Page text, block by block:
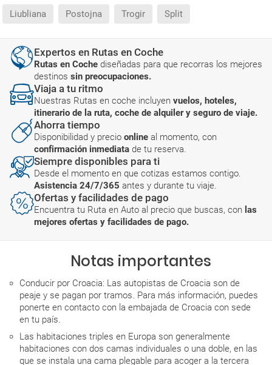
Liubliana Postojna Trogir Split
Expertos en Rutas en Coche
Rutas en Coche diseñadas para que recorras los mejores
destinos sin preocupaciones.
Viaja a tu ritmo
Nuestras Rutas en coche incluyen vuelos, hoteles,
itinerario de la ruta, coche de alquiler y seguro de viaje.
Ahorra tiempo
Disponibilidad y precio online al momento, con
confirmación inmediata de tu reserva.
Siempre disponibles para ti
Desde el momento en que cotizas estamos contigo.
Asistencia 24/7/365 antes y durante tu viaje.
Ofertas y facilidades de pago
Encuentra tu Ruta en Auto al precio que buscas, con las
mejores ofertas y facilidades de pago.
Notas importantes
Conducir por Croacia: Las autopistas de Croacia son de
peaje y se pagan por tramos. Para más información, puedes
ponerte en contacto con la embajada de Croacia con sede
en tu país.
Las habitaciones triples en Europa son generalmente
habitaciones con dos camas individuales o una doble, en las
que se instala una cama plegable para acoger a la tercera